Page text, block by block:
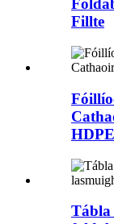
Fillte
HDPE
Tábla